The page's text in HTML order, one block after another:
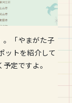
。「やまがた子
ットを紹介して
定ですよ。